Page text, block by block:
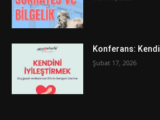
Konferans:
Şubat 17, 2026